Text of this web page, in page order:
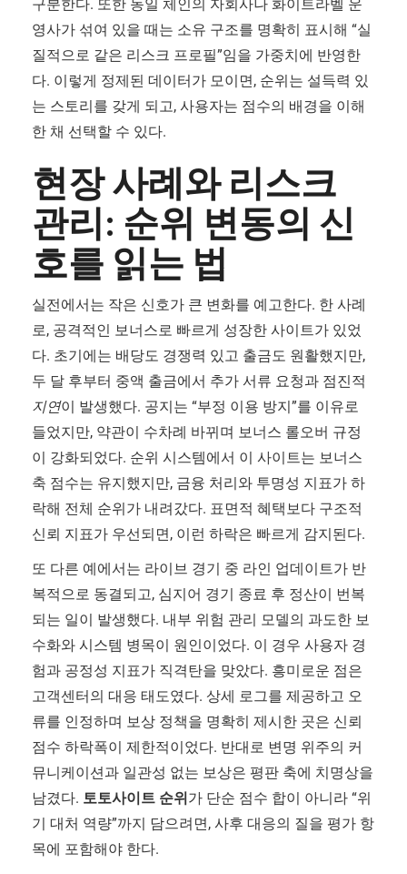
구분한다. 또한 동일 체인의 자회사나 화이트라벨 운
영사가 섞여 있을 때는 소유 구조를 명확히 표시해 “실
질적으로 같은 리스크 프로필”임을 가중치에 반영한
다. 이렇게 정제된 데이터가 모이면, 순위는 설득력 있
는 스토리를 갖게 되고, 사용자는 점수의 배경을 이해
한 채 선택할 수 있다.
현장 사례와 리스크
관리: 순위 변동의 신
호를 읽는 법
실전에서는 작은 신호가 큰 변화를 예고한다. 한 사례
로, 공격적인 보너스로 빠르게 성장한 사이트가 있었
다. 초기에는 배당도 경쟁력 있고 출금도 원활했지만,
두 달 후부터 중액 출금에서 추가 서류 요청과 점진적
지연이 발생했다. 공지는 “부정 이용 방지”를 이유로
들었지만, 약관이 수차례 바뀌며 보너스 롤오버 규정
이 강화되었다. 순위 시스템에서 이 사이트는 보너스
축 점수는 유지했지만, 금융 처리와 투명성 지표가 하
락해 전체 순위가 내려갔다. 표면적 혜택보다 구조적
신뢰 지표가 우선되면, 이런 하락은 빠르게 감지된다.
또 다른 예에서는 라이브 경기 중 라인 업데이트가 반
복적으로 동결되고, 심지어 경기 종료 후 정산이 번복
되는 일이 발생했다. 내부 위험 관리 모델의 과도한 보
수화와 시스템 병목이 원인이었다. 이 경우 사용자 경
험과 공정성 지표가 직격탄을 맞았다. 흥미로운 점은
고객센터의 대응 태도였다. 상세 로그를 제공하고 오
류를 인정하며 보상 정책을 명확히 제시한 곳은 신뢰
점수 하락폭이 제한적이었다. 반대로 변명 위주의 커
뮤니케이션과 일관성 없는 보상은 평판 축에 치명상을
남겼다. 토토사이트 순위가 단순 점수 합이 아니라 “위
기 대처 역량”까지 담으려면, 사후 대응의 질을 평가 항
목에 포함해야 한다.